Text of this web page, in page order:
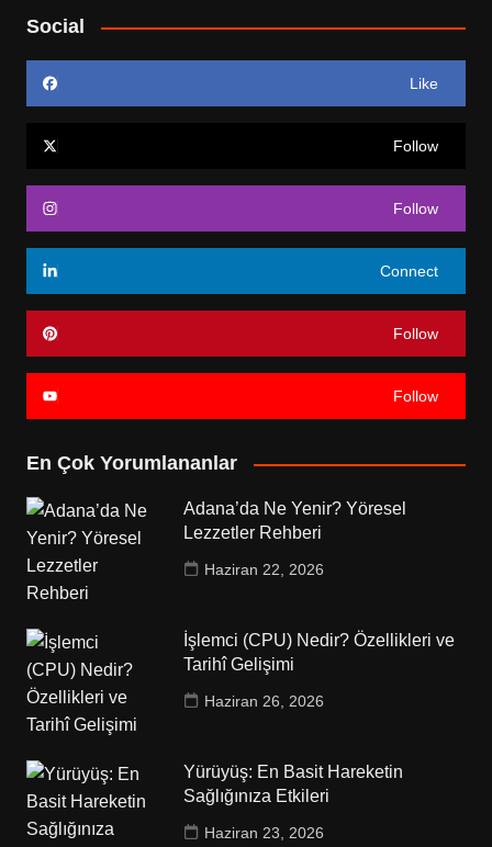
Social
Like
Follow
Follow
Connect
Follow
Follow
En Çok Yorumlananlar
Adana’da Ne Yenir? Yöresel
Lezzetler Rehberi
Haziran 22, 2026
İşlemci (CPU) Nedir? Özellikleri ve
Tarihî Gelişimi
Haziran 26, 2026
Yürüyüş: En Basit Hareketin
Sağlığınıza Etkileri
Haziran 23, 2026